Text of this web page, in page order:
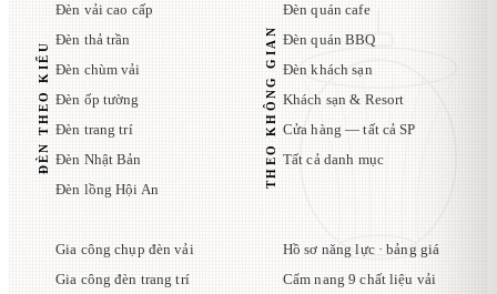
ĐÈN THEO KIỂU
Đèn vải cao cấp
Đèn thả trần
Đèn chùm vải
Đèn ốp tường
Đèn trang trí
Đèn Nhật Bản
Đèn lồng Hội An
THEO KHÔNG GIAN
Đèn quán cafe
Đèn quán BBQ
Đèn khách sạn
Khách sạn & Resort
Cửa hàng — tất cả SP
Tất cả danh mục
Gia công chụp đèn vải
Gia công đèn trang trí
Hồ sơ năng lực · bảng giá
Cẩm nang 9 chất liệu vải